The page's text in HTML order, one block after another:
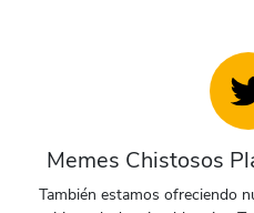
Memes Chistosos
También estamos ofreciendo